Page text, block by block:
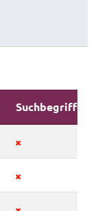
Suchbegriffe